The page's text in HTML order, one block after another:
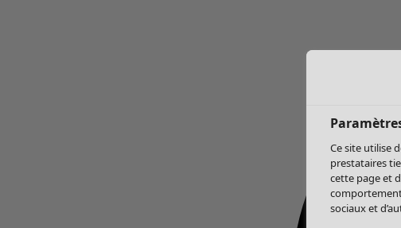
Ce site utilise
prestataires
cette page et
sociaux et